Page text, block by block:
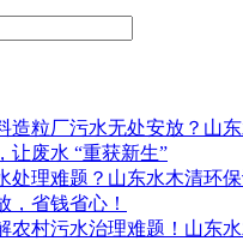
造粒厂污水无处安放？山
让废水 “重获新生”
处理难题？山东水木清环
，省钱省心！
农村污水治理难题！山东